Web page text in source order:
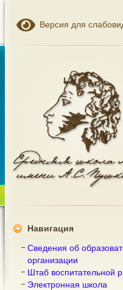
Версия для
Навигация
Сведения об
организации
Штаб воспитательной
Электронная школа